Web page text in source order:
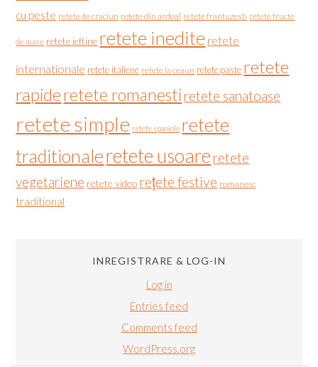
cu peste retete de craciun retete din ardeal retete frantuzesti retete fructe
de mare retete ieftine retete inedite retete
internationale retete italiene retete la ceaun retete paste retete
rapideretete romanesti retete sanatoase
retete simple retete spaniole retete
traditionaleretete usoare retete
vegetariene retete video rețete festive romanesc
traditional
INREGISTRARE & LOG-IN
Log in
Entries feed
Comments feed
WordPress.org